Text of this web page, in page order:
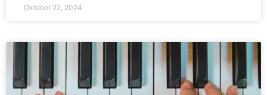
Oktober 22, 2024